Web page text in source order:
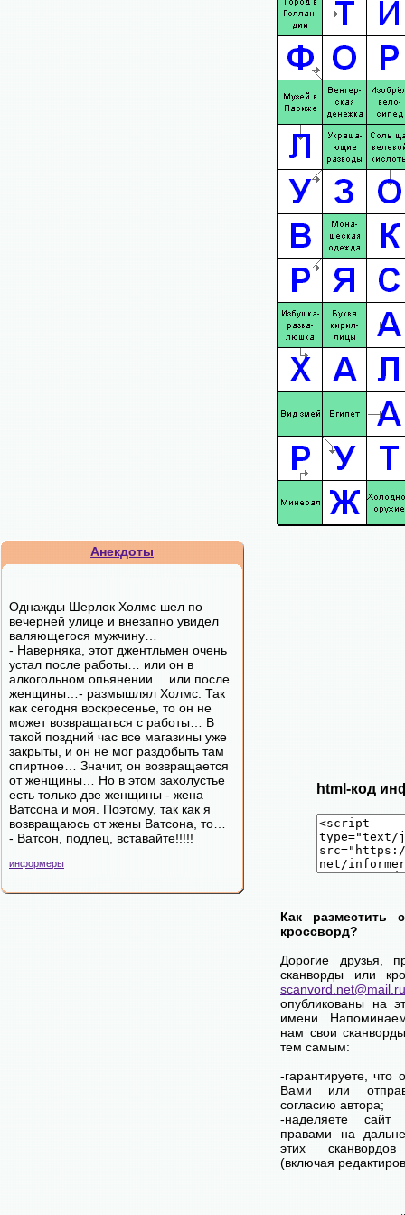
Анекдоты
Однажды Шерлок Холмс шел по
вечерней улице и внезапно увидел
валяющегося мужчину…
- Наверняка, этот джентльмен очень
устал после работы… или он в
алкогольном опьянении… или после
женщины…- размышлял Холмс. Так
как сегодня воскресенье, то он не
может возвращаться с работы… В
такой поздний час все магазины уже
закрыты, и он не мог раздобыть там
спиртное… Значит, он возвращается
от женщины… Но в этом захолустье
есть только две женщины - жена
Ватсона и моя. Поэтому, так как я
возвращаюсь от жены Ватсона, то…
- Ватсон, подлец, вставайте!!!!!
информеры
html-код
Как разместить
кроссворд?
Дорогие друзья,
сканворды или
scanvord.net@mail.ru
опубликованы на
имени.
нам свои
тем самым:
-гарантируете, что
Вами или
согласию автора;
-наделяете
правами на
этих
(включая